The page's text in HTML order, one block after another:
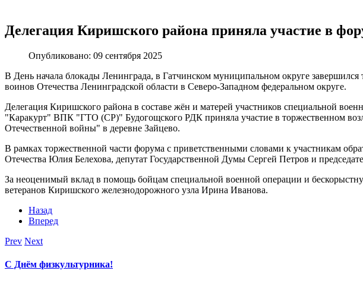
Делегация Киришского района приняла участие в
Опубликовано: 09 сентября 2025
В День начала блокады Ленинграда, в Гатчинском муниципальном округе
воинов Отечества Ленинградской области в Северо-Западном федеральном округе.
Делегация Киришского района в составе жён и матерей участников специальной
"Каракурт" ВПК "ГТО (СР)" Будогощского РДК приняла участие в торжественном
Отечественной войны" в деревне Зайцево.
В рамках торжественной части форума с приветственными словами к участникам
Отечества Юлия Белехова, депутат Государственной Думы Сергей Петров и
За неоценимый вклад в помощь бойцам специальной военной операции и
ветеранов Киришского железнодорожного узла Ирина Иванова.
Назад
Вперед
Prev Next
С Днём физкультурника!